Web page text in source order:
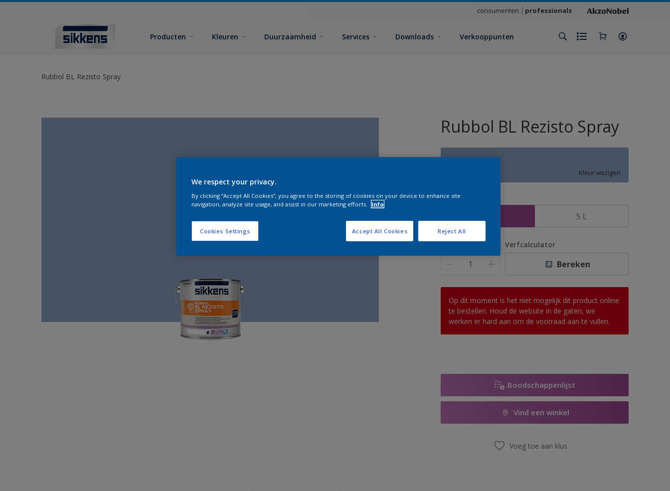
consumenten professionals
Producten Kleuren Duurzaamheid Services Downloads Verkooppunten
Rubbol BL Rezisto Spray
Rubbol BL Rezisto Spray
Kleur wijzigen
Grootte
5 L
Aantal Verfcalculator
Bereken
Op dit moment is het niet mogelijk dit product online
te bestellen. Houd de website in de gaten, we
werken er hard aan om de voorraad aan te vullen.
Boodschappenlijst
Vind een winkel
Voeg toe aan klus
We respect your privacy.
By clicking “Accept All Cookies”, you agree to the storing of cookies on your device to enhance site
navigation, analyze site usage, and assist in our marketing efforts.
Info
Cookies Settings Reject All
Accept All Cookies